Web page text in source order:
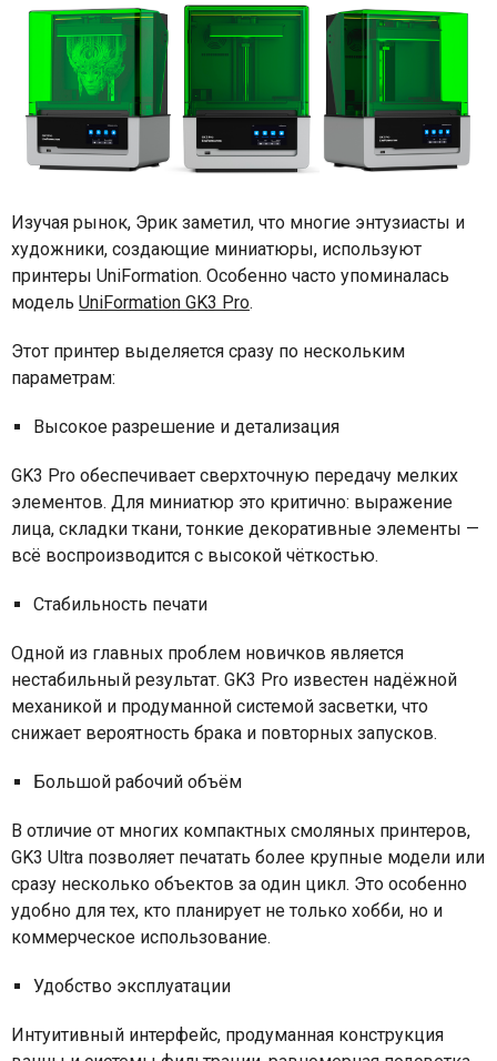
Изучая рынок, Эрик заметил, что многие энтузиасты и
художники, создающие миниатюры, используют
принтеры UniFormation. Особенно часто упоминалась
модель UniFormation GK3 Pro.
Этот принтер выделяется сразу по нескольким
параметрам:
Высокое разрешение и детализация
GK3 Pro обеспечивает сверхточную передачу мелких
элементов. Для миниатюр это критично: выражение
лица, складки ткани, тонкие декоративные элементы —
всё воспроизводится с высокой чёткостью.
Стабильность печати
Одной из главных проблем новичков является
нестабильный результат. GK3 Pro известен надёжной
механикой и продуманной системой засветки, что
снижает вероятность брака и повторных запусков.
Большой рабочий объём
В отличие от многих компактных смоляных принтеров,
GK3 Ultra позволяет печатать более крупные модели или
сразу несколько объектов за один цикл. Это особенно
удобно для тех, кто планирует не только хобби, но и
коммерческое использование.
Удобство эксплуатации
Интуитивный интерфейс, продуманная конструкция